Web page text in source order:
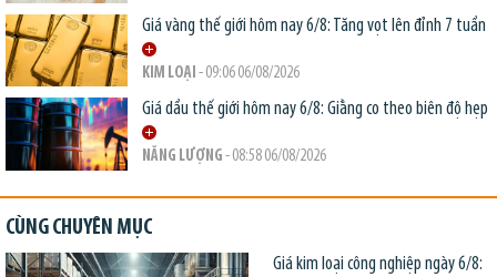
Giá vàng thế giới hôm nay 6/8: Tăng vọt lên đỉnh 7 tuần
KIM LOẠI - 09:06 06/08/2026
Giá dầu thế giới hôm nay 6/8: Giằng co theo biên độ hẹp
NĂNG LƯỢNG - 08:58 06/08/2026
CÙNG CHUYÊN MỤC
Giá kim loại công nghiệp ngày 6/8: